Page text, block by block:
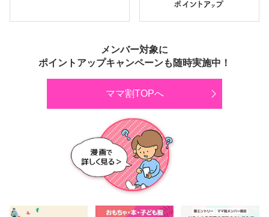
メンバー対象に
ポイントアップキャンペーンも随時実施中！
ママ割TOPへ